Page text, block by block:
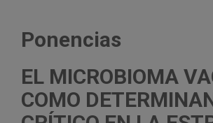
Ponencias
EL MICROBIOMA
COMO